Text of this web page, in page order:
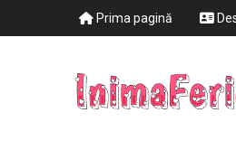
Prima pagină